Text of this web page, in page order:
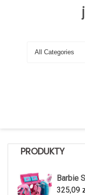
Search
PRODUKTY
Barbie
325,09